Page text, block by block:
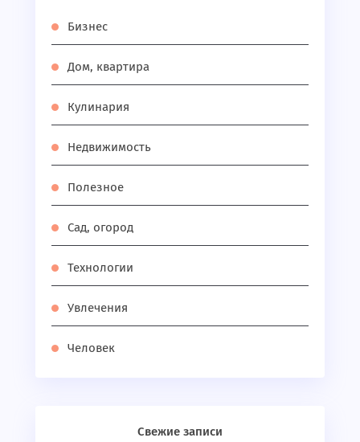
Бизнес
Дом, квартира
Кулинария
Недвижимость
Полезное
Сад, огород
Технологии
Увлечения
Человек
Свежие записи